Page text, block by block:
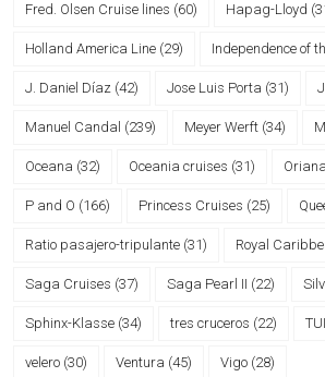
Fred. Olsen Cruise lines (60) Hapag-Lloyd
Holland America Line (29) Independence of
J. Daniel Díaz (42) Jose Luis Porta (31)
Manuel Candal (239) Meyer Werft (34)
Oceana (32) Oceania cruises (31) Oriana
P and O (166) Princess Cruises (25)
Ratio pasajero-tripulante (31) Royal
Saga Cruises (37) Saga Pearl II (22)
Sphinx-Klasse (34) tres cruceros (22)
velero (30) Ventura (45) Vigo (28)